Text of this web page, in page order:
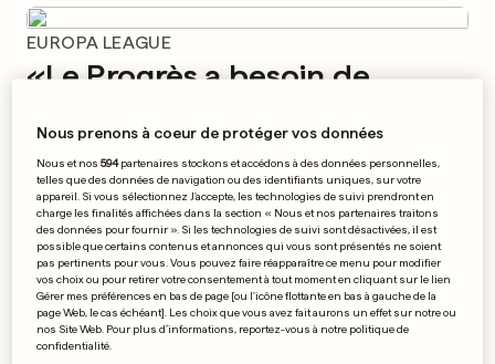
EUROPA LEAGUE
«Le Progrès a besoin de
0 0
FOOTBALL
L'Allemagne remporte la
Coupe des Confédérations
0 0
Nous prenons à coeur de protéger vos données
Nous et nos594partenaires stockons et accédons à des données personnelles,
telles que des données de navigation ou des identifiants uniques, sur votre
appareil. Si vous sélectionnez J'accepte, les technologies de suivi prendront en
charge les finalités affichées dans la section « Nous et nos partenaires traitons
des données pour fournir ». Si les technologies de suivi sont désactivées, il est
possible que certains contenus et annonces qui vous sont présentés ne soient
pas pertinents pour vous. Vous pouvez faire réapparaître ce menu pour modifier
vos choix ou pour retirer votre consentement à tout moment en cliquant sur le lien
Gérer mes préférences en bas de page [ou l'icône flottante en bas à gauche de la
page Web, le cas échéant]. Les choix que vous avez fait aurons un effet sur notre ou
nos Site Web. Pour plus d’informations, reportez-vous à notre politique de
confidentialité.